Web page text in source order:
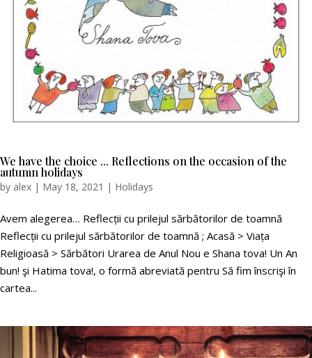
We have the choice ... Reflections on the occasion of the
autumn holidays
by alex | May 18, 2021 | Holidays
Avem alegerea… Reflecții cu prilejul sărbătorilor de toamnă
Reflecții cu prilejul sărbătorilor de toamnă ; Acasă > Viața
Religioasă > Sărbători Urarea de Anul Nou e Shana tova! Un An
bun! şi Hatima tova!, o formă abreviată pentru Să fim înscrişi în
cartea...